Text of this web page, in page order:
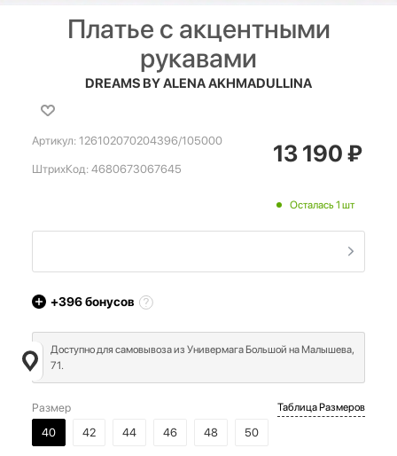
Платье с акцентными
рукавами
DREAMS BY ALENA AKHMADULLINA
Артикул: 126102070204396/105000
ШтрихКод: 4680673067645
13 190₽
Осталась 1 шт
+396бонусов
Доступно для самовывоза из Универмага Большой на Малышева,
71.
Размер
40
42 44 46 48 50
Таблица Размеров